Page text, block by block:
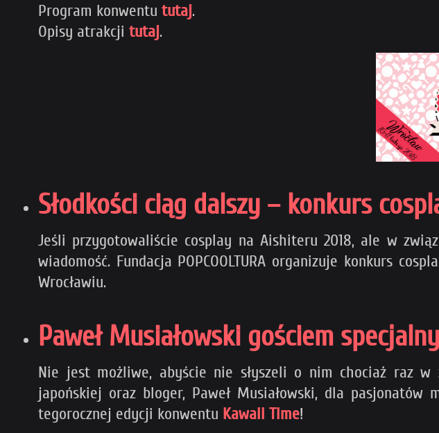
Program konwentu tutaj.
Opisy atrakcji tutaj.
Słodkości ciąg dalszy – konkurs
Jeśli przygotowaliście cosplay na Aishiteru 2018, ale w
wiadomość. Fundacja POPCOOLTURA organizuje konkurs
Wrocławiu.
Paweł Musiałowski gościem
Nie jest możliwe, abyście nie słyszeli o nim chociaż raz w
japońskiej oraz bloger, Paweł Musiałowski, dla
tegorocznej edycji konwentu Kawaii Time!